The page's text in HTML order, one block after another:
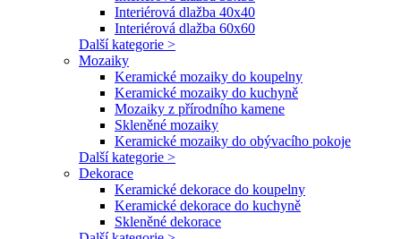
Interiérová dlažba 40x40
Interiérová dlažba 60x60
Další kategorie >
Mozaiky
Keramické mozaiky do koupelny
Keramické mozaiky do kuchyně
Mozaiky z přírodního kamene
Skleněné mozaiky
Keramické mozaiky do obývacího pokoje
Další kategorie >
Dekorace
Keramické dekorace do koupelny
Keramické dekorace do kuchyně
Skleněné dekorace